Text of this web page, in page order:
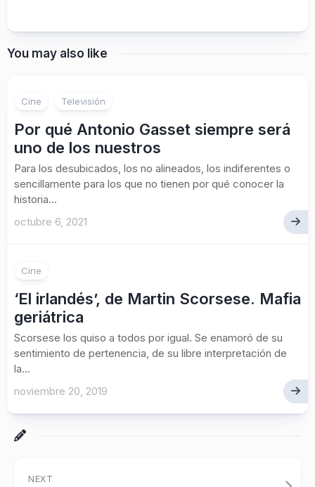
You may also like
Cine Televisión
Por qué Antonio Gasset siempre será
uno de los nuestros
Para los desubicados, los no alineados, los indiferentes o
sencillamente para los que no tienen por qué conocer la
historia...
octubre 6, 2021
Cine
‘El irlandés’, de Martin Scorsese. Mafia
geriátrica
Scorsese los quiso a todos por igual. Se enamoró de su
sentimiento de pertenencia, de su libre interpretación de
la...
noviembre 20, 2019
NEXT